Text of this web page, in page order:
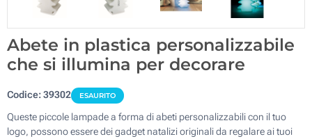
Abete in plastica personalizzabile
che si illumina per decorare
Codice:39302 ESAURITO
Queste piccole lampade a forma di abeti personalizzabili con il tuo
logo, possono essere dei gadget natalizi originali da regalare ai tuoi